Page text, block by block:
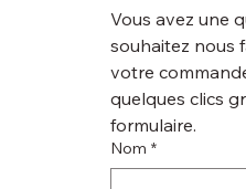
Vous avez une
souhaitez nous
votre
quelques clics
formulaire.
Nom *